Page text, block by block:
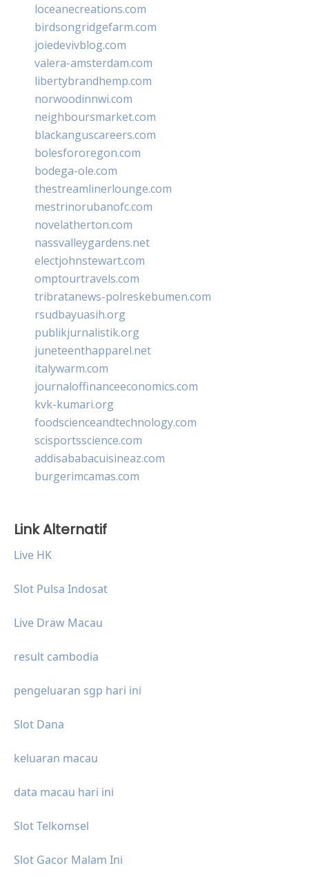
loceanecreations.com
birdsongridgefarm.com
joiedevivblog.com
valera-amsterdam.com
libertybrandhemp.com
norwoodinnwi.com
neighboursmarket.com
blackanguscareers.com
bolesfororegon.com
bodega-ole.com
thestreamlinerlounge.com
mestrinorubanofc.com
novelatherton.com
nassvalleygardens.net
electjohnstewart.com
omptourtravels.com
tribratanews-polreskebumen.com
rsudbayuasih.org
publikjurnalistik.org
juneteenthapparel.net
italywarm.com
journaloffinanceeconomics.com
kvk-kumari.org
foodscienceandtechnology.com
scisportsscience.com
addisababacuisineaz.com
burgerimcamas.com
Link Alternatif
Live HK
Slot Pulsa Indosat
Live Draw Macau
result cambodia
pengeluaran sgp hari ini
Slot Dana
keluaran macau
data macau hari ini
Slot Telkomsel
Slot Gacor Malam Ini